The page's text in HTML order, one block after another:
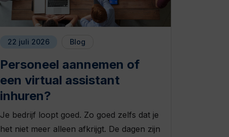
22 juli 2026 Blog
Personeel aannemen of
een virtual assistant
inhuren?
Je bedrijf loopt goed. Zo goed zelfs dat je
het niet meer alleen afkrijgt. De dagen zijn